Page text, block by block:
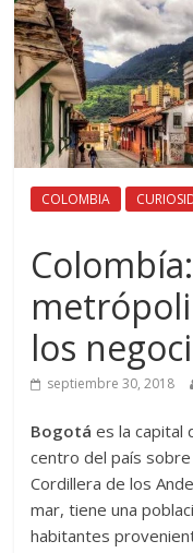
COLOMBIA
los
septiembre 30, 2018
Bogotá es la capital
centro del país
Cordillera de los
mar, tiene una
habitantes